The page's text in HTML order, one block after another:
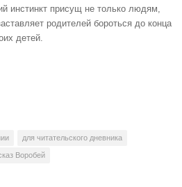
инстинкт присущ не только людям,
родителей бороться до конца
детей.
для читательского дневника
Воробей